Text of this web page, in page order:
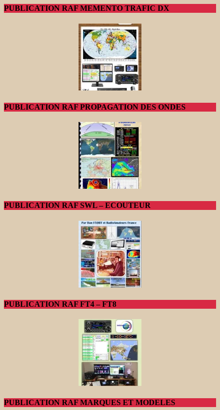
PUBLICATION RAF MEMENTO TRAFIC DX
PUBLICATION RAF PROPAGATION DES ONDES
PUBLICATION RAF SWL – ECOUTEUR
PUBLICATION RAF FT4 – FT8
PUBLICATION RAF MARQUES ET MODELES